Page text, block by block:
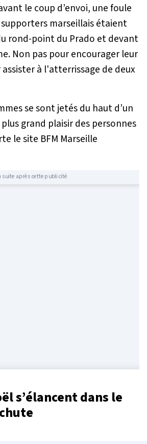
le coup d’envoi, une foule
marseillais étaient
rond-point du Prado et devant
Non pas pour encourager leur
à l'atterrissage de deux
se sont jetés du haut d’un
grand plaisir des personnes
le site BFM Marseille
suite après cette publicité
s’élancent dans le